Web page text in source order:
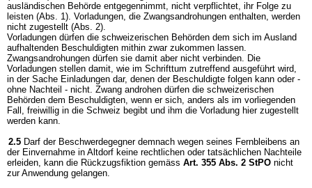
ausländischen Behörde entgegennimmt, nicht verpflichtet, ihr Folge zu
leisten (Abs. 1). Vorladungen, die Zwangsandrohungen enthalten, werden
nicht zugestellt (Abs. 2).
Vorladungen dürfen die schweizerischen Behörden dem sich im Ausland
aufhaltenden Beschuldigten mithin zwar zukommen lassen.
Zwangsandrohungen dürfen sie damit aber nicht verbinden. Die
Vorladungen stellen damit, wie im Schrifttum zutreffend ausgeführt wird,
in der Sache Einladungen dar, denen der Beschuldigte folgen kann oder -
ohne Nachteil - nicht. Zwang androhen dürfen die schweizerischen
Behörden dem Beschuldigten, wenn er sich, anders als im vorliegenden
Fall, freiwillig in die Schweiz begibt und ihm die Vorladung hier zugestellt
werden kann.
2.5 Darf der Beschwerdegegner demnach wegen seines Fernbleibens an
der Einvernahme in Altdorf keine rechtlichen oder tatsächlichen Nachteile
erleiden, kann die Rückzugsfiktion gemäss Art. 355 Abs. 2 StPO nicht
zur Anwendung gelangen.